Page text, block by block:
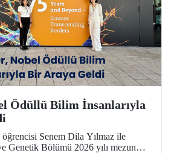
Ödüllü Bilim İnsanlarıyla
Senem Dila Yılmaz ile
Genetik Bölümü 2026 yılı mezunu